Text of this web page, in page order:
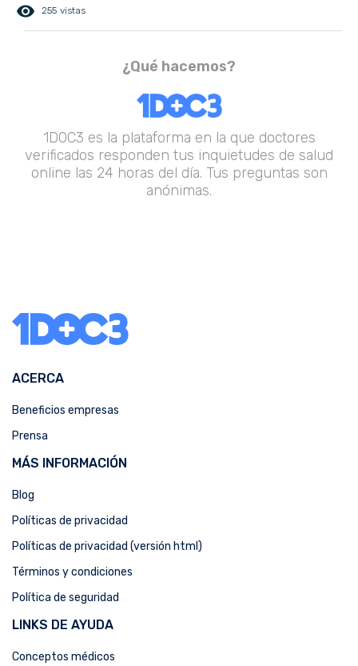
remove_red_eye 255 vistas
¿Qué hacemos?
1DOC3 es la plataforma en la que doctores
verificados responden tus inquietudes de salud
online las 24 horas del día. Tus preguntas son
anónimas.
ACERCA
Beneficios empresas
Prensa
MÁS INFORMACIÓN
Blog
Políticas de privacidad
Políticas de privacidad (versión html)
Términos y condiciones
Política de seguridad
LINKS DE AYUDA
Conceptos médicos